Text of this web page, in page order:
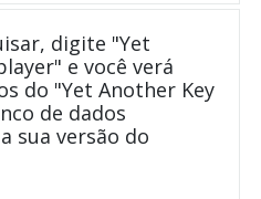
digite "Yet
e você verá
do "Yet Another Key
de dados
sua versão do